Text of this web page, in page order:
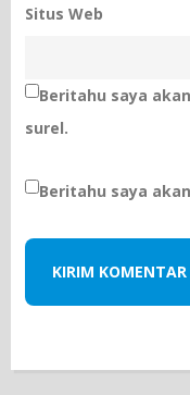
Situs Web
Beritahu saya
surel.
Beritahu saya